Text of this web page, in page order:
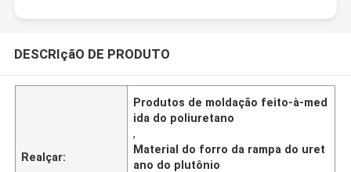
DESCRIçãO DE PRODUTO
Realçar:
Produtos de moldação feito-à-med
ida do poliuretano
,
Material do forro da rampa do uret
ano do plutônio